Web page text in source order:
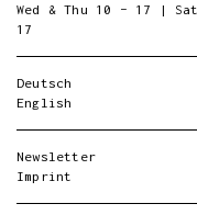
Wed & Thu 10 – 17 |
17
Deutsch
English
Newsletter
Imprint